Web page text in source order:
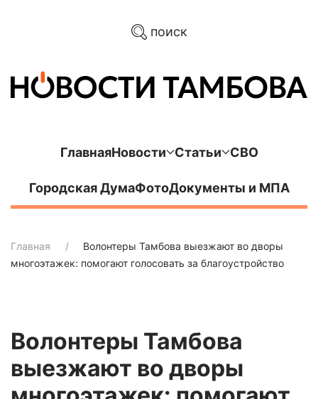
поиск
ГлавнаяНовости Статьи СВО
Городская ДумаФотоДокументы и МПА
Главная
Волонтеры Тамбова выезжают во дворы
многоэтажек: помогают голосовать за благоустройство
Волонтеры Тамбова
выезжают во дворы